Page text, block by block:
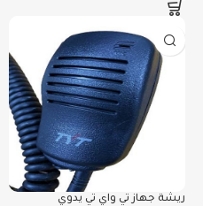
ريشة جهاز تي واي تي يدوي